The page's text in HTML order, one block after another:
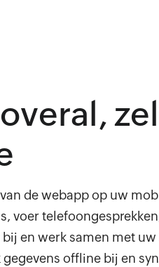
de webapp op uw
voer
en werk samen met
offline bij en